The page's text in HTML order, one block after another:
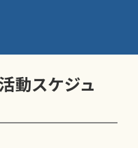
動スケジュ